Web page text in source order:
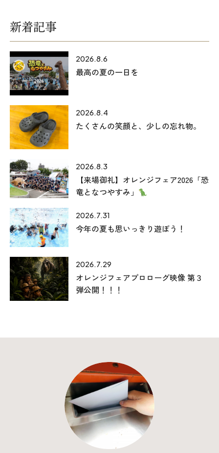
新着記事
2026.8.6
最高の夏の一日を
2026.8.4
たくさんの笑顔と、少しの忘れ物。
2026.8.3
【来場御礼】オレンジフェア2026「恐
竜となつやすみ」
2026.7.31
今年の夏も思いっきり遊ぼう！
2026.7.29
オレンジフェアプロローグ映像 第３
弾公開！！！